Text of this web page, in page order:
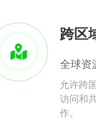
跨区
全球资
允许跨
访问和
作。